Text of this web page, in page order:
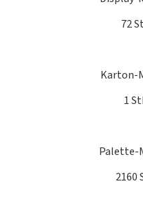
72
Karton-
1
Palette-
2160